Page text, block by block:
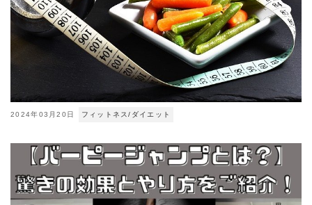
2024年03月20日 フィットネス/ダイエット